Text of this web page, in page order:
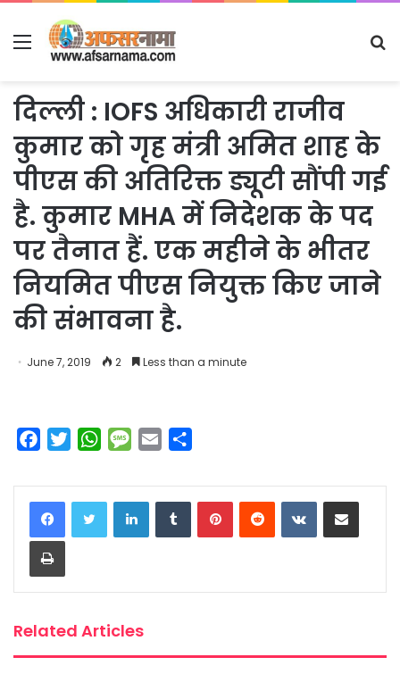
Menu
दिल्ली : IOFS अधिकारी राजीव
कुमार को गृह मंत्री अमित शाह के
पीएस की अतिरिक्त ड्यूटी सौंपी गई
है. कुमार MHA में निदेशक के पद
पर तैनात हैं. एक महीने के भीतर
नियमित पीएस नियुक्त किए जाने
की संभावना है.
June 7, 2019 2 Less than a minute
c
e
b
o
o
i
t
t
W
a
t
s
M
s
s
a
a
i
a
r
e
LinkedInTumblrPinterestReddit VKontakteShare via Email
Print
Related Articles